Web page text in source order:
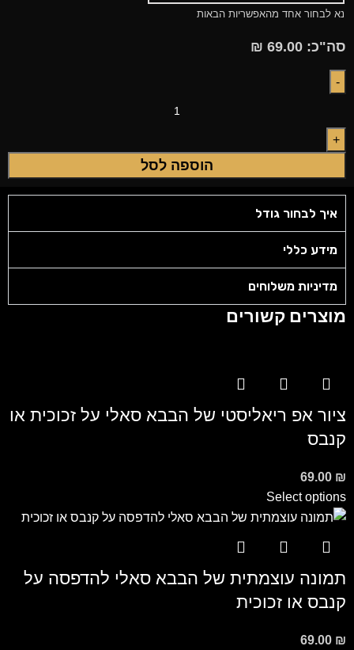
נא לבחור אחד מהאפשריות הבאות
סה"כ: 69.00
₪
הוספה לסל
איך לבחור גודל
מידע כללי
מדיניות משלוחים
מוצרים קשורים
ציור אפ ריאליסטי של הבבא סאלי על זכוכית או
קנבס
69.00 ₪
Select options
תמונה עוצמתית של הבבא סאלי להדפסה על
קנבס או זכוכית
69.00 ₪